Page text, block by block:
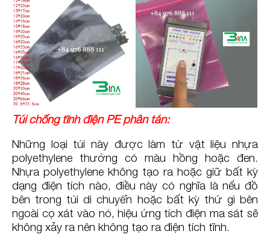
Túi chống tĩnh điện PE phân tán:
Những loại túi này được làm từ vật liệu nhựa
polyethylene thường có màu hồng hoặc đen.
Nhựa polyethylene không tạo ra hoặc giữ bất kỳ
dạng điện tích nào, điều này có nghĩa là nếu đồ
bên trong túi di chuyển hoặc bất kỳ thứ gì bên
ngoài cọ xát vào nó, hiệu ứng tích điện ma sát sẽ
không xảy ra nên không tạo ra điện tích tĩnh.